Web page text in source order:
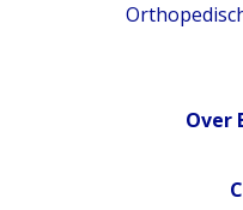
Over